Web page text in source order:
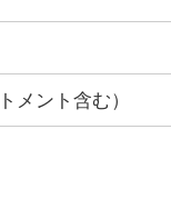
メント含む）